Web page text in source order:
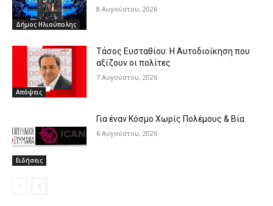
Δήμος Ηλιούπολης
8 Αυγούστου, 2026
Απόψεις
Τάσος Ευσταθίου: Η Αυτοδιοίκηση που
αξίζουν οι πολίτες
7 Αυγούστου, 2026
Ειδήσεις
Για έναν Κόσμο Χωρίς Πολέμους & Βία
6 Αυγούστου, 2026